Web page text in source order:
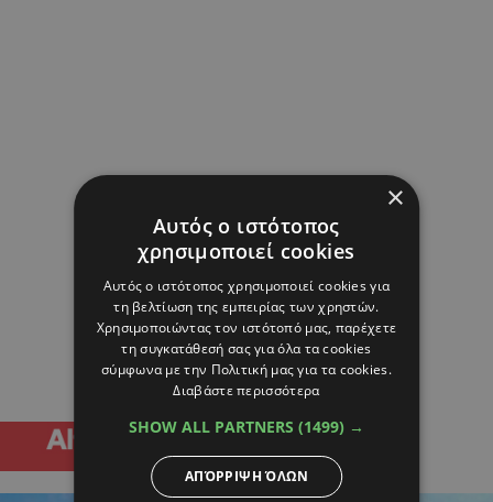
×
Αυτός ο ιστότοπος
χρησιμοποιεί cookies
Αυτός ο ιστότοπος χρησιμοποιεί cookies για
τη βελτίωση της εμπειρίας των χρηστών.
Χρησιμοποιώντας τον ιστότοπό μας, παρέχετε
τη συγκατάθεσή σας για όλα τα cookies
σύμφωνα με την Πολιτική μας για τα cookies.
Διαβάστε περισσότερα
SHOW ALL PARTNERS (1499) →
ΑΠΌΡΡΙΨΗ ΌΛΩΝ